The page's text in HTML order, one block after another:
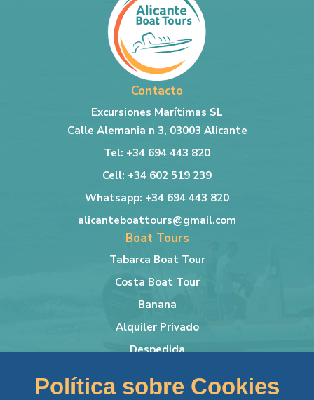
Política sobre Cookies
Contacto
Excursiones Marítimas SL
Calle Alemania n 3, 03003 Alicante
Tel: +34 694 443 820
Cell: +34 602 519 239
Whatsapp: +34 694 443 820
alicanteboattours@gmail.com
Boat Tours
Tabarca Boat Tour
Costa Boat Tour
Banana
Alquiler Privado
Despedida
Lancha